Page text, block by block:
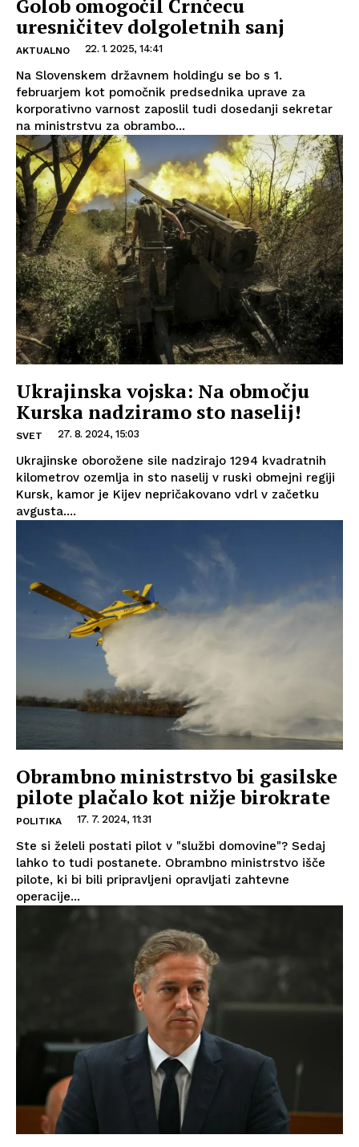
Golob omogočil Črnčecu
uresničitev dolgoletnih sanj
AKTUALNO 22. 1. 2025, 14:41
Na Slovenskem državnem holdingu se bo s 1.
februarjem kot pomočnik predsednika uprave za
korporativno varnost zaposlil tudi dosedanji sekretar
na ministrstvu za obrambo...
Ukrajinska vojska: Na območju
Kurska nadziramo sto naselij!
SVET 27. 8. 2024, 15:03
Ukrajinske oborožene sile nadzirajo 1294 kvadratnih
kilometrov ozemlja in sto naselij v ruski obmejni regiji
Kursk, kamor je Kijev nepričakovano vdrl v začetku
avgusta....
Obrambno ministrstvo bi gasilske
pilote plačalo kot nižje birokrate
POLITIKA 17. 7. 2024, 11:31
Ste si želeli postati pilot v "službi domovine"? Sedaj
lahko to tudi postanete. Obrambno ministrstvo išče
pilote, ki bi bili pripravljeni opravljati zahtevne
operacije...